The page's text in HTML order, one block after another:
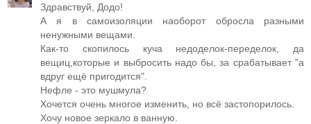
Здравствуй, Додо!
А я в самоизоляции наоборот обросла разными
ненужными вещами.
Как-то скопилось куча недоделок-переделок, да
вещиц,которые и выбросить надо бы, за срабатывает "а
вдруг ещё пригодится".
Нефле - это мушмула?
Хочется очень многое изменить, но всё застопорилось.
Хочу новое зеркало в ванную.